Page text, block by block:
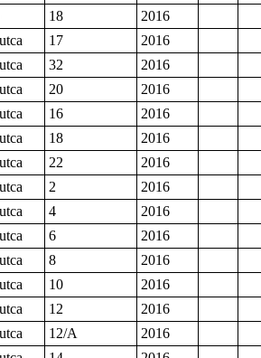
18
2016
17
2016
32
2016
20
2016
16
2016
18
2016
22
2016
2
2016
4
2016
6
2016
8
2016
10
2016
12
2016
12/A
2016